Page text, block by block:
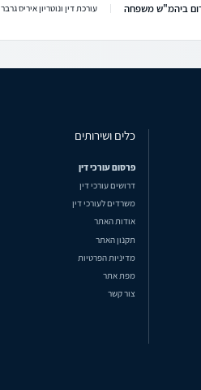
ביהמ"ש משפחה עורכת דין ונוטריון איריס גרבר
כלים ושירותים
פרסום עורכי דין
דרושים עורכי דין
משרדים לעורכי דין
אודות האתר
תקנון האתר
מדיניות הפרטיות
מפת אתר
צור קשר